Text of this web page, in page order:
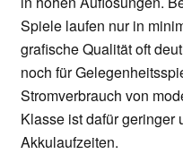
Spiele laufen nur in
grafische Qualität oft
noch für
Stromverbrauch von
Klasse ist dafür geringer
Akkulaufzeiten.